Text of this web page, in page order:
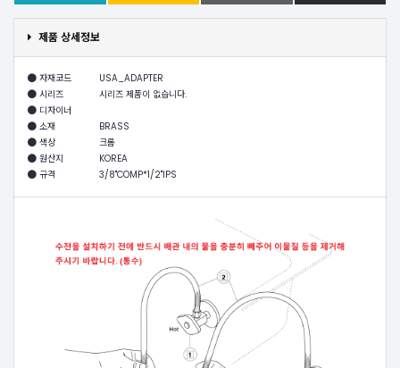
제품 상세정보
자재코드
USA_ADAPTER
시리즈
시리즈 제품이 없습니다.
디자이너
소재
BRASS
색상
크롬
원산지
KOREA
규격
3/8"COMP*1/2"IPS